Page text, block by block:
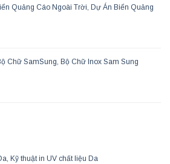
Quảng Cáo Ngoài Trời, Dự Án Biển Quảng
Chữ SamSung, Bộ Chữ Inox Sam Sung
Kỹ thuật in UV chất liệu Da